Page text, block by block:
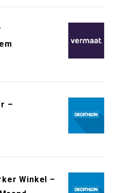
–
Winkel –